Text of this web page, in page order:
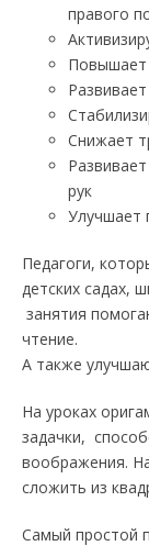
правого
Повышает
Снижает
рук
Улучшает
Педагоги,
детских садах,
занятия
чтение.
А также
На уроках
задачки,
воображения.
сложить из
Самый простой